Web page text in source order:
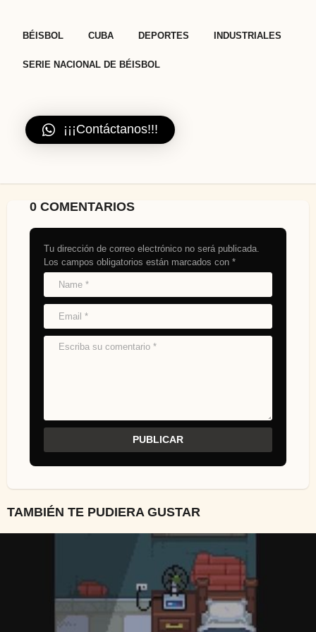
BÉISBOL CUBA DEPORTES INDUSTRIALES
SERIE NACIONAL DE BÉISBOL
¡¡¡Contáctanos!!!
0 COMENTARIOS
Tu dirección de correo electrónico no será publicada.
Los campos obligatorios están marcados con *
TAMBIÉN TE PUDIERA GUSTAR